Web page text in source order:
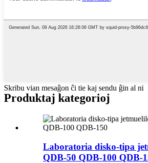
Skribu vian mesaĝon ĉi tie kaj sendu ĝin al ni
Produktaj kategorioj
Laboratoria disko-tipa
QDB-50 QDB-100 QDB-